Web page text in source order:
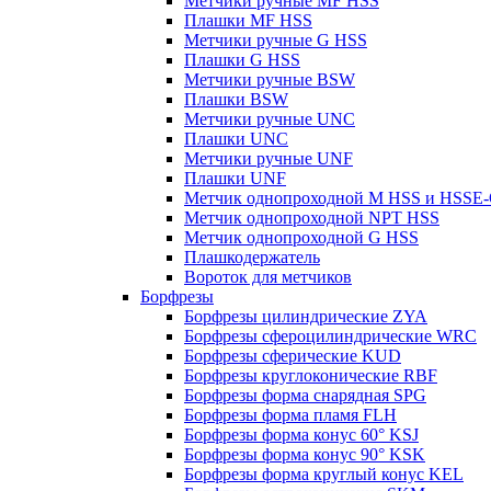
Плашки MF HSS
Метчики ручные G HSS
Плашки G HSS
Метчики ручные BSW
Плашки BSW
Метчики ручные UNC
Плашки UNC
Метчики ручные UNF
Плашки UNF
Метчик однопроходной M HSS и
Метчик однопроходной NPT HSS
Метчик однопроходной G HSS
Плашкодержатель
Вороток для метчиков
Борфрезы
Борфрезы цилиндрические ZYA
Борфрезы сфероцилиндрические WRC
Борфрезы сферические KUD
Борфрезы круглоконические RBF
Борфрезы форма снарядная SPG
Борфрезы форма пламя FLH
Борфрезы форма конус 60° KSJ
Борфрезы форма конус 90° KSK
Борфрезы форма круглый конус KEL